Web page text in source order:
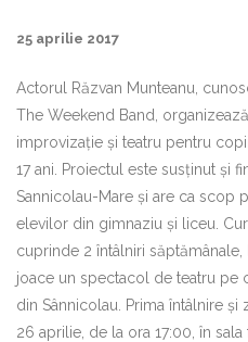
25 aprilie 2017
Actorul Răzvan Munteanu,
The Weekend Band,
improvizație și teatru pentru
17 ani. Proiectul este susținut și
Sannicolau-Mare și are ca scop
elevilor din gimnaziu și liceu.
cuprinde 2 întâlniri săptămânale,
joace un spectacol de teatru pe
din Sânnicolau. Prima întâlnire și
26 aprilie, de la ora 17:00, în sala